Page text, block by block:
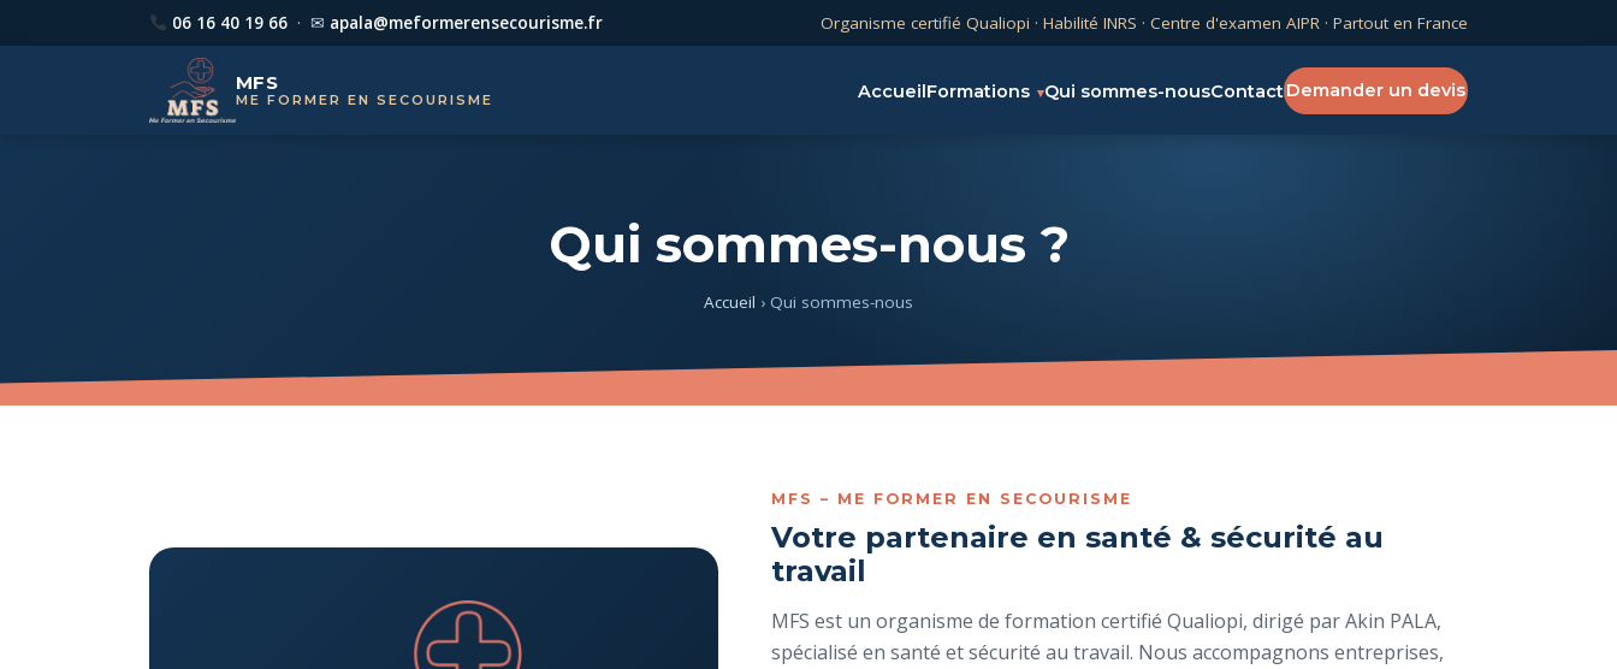
06 16 40 19 66 · ✉ apala@meformerensecourisme.fr Organisme certifié Qualiopi · Habilité INRS · Centre d'examen AIPR · Partout en France
MFS
ME FORMER EN SECOURISME AccueilFormations Qui sommes-nousContactDemander un devis
Qui sommes-nous ?
Accueil › Qui sommes-nous
MFS – ME FORMER EN SECOURISME
Votre partenaire en santé & sécurité au
travail
MFS est un organisme de formation certifié Qualiopi, dirigé par Akin PALA,
spécialisé en santé et sécurité au travail. Nous accompagnons entreprises,